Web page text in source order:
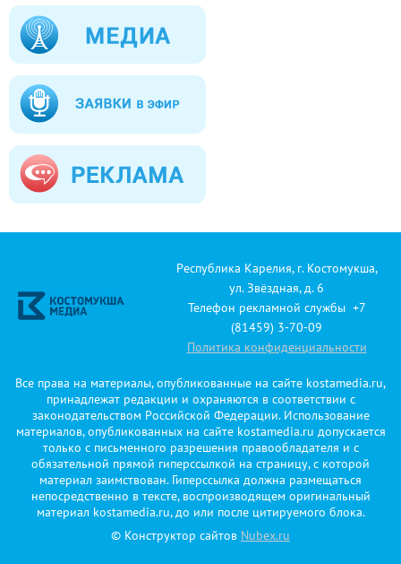
Республика Карелия, г. Костомукша,
ул. Звёздная, д. 6
Телефон рекламной службы +7
(81459) 3-70-09
Политика конфиденциальности
Все права на материалы, опубликованные на сайте kostamedia.ru,
принадлежат редакции и охраняются в соответствии с
законодательством Российской Федерации. Использование
материалов, опубликованных на сайте kostamedia.ru допускается
только с письменного разрешения правообладателя и с
обязательной прямой гиперссылкой на страницу, с которой
материал заимствован. Гиперссылка должна размещаться
непосредственно в тексте, воспроизводящем оригинальный
материал kostamedia.ru, до или после цитируемого блока.
© Конструктор сайтов Nubex.ru